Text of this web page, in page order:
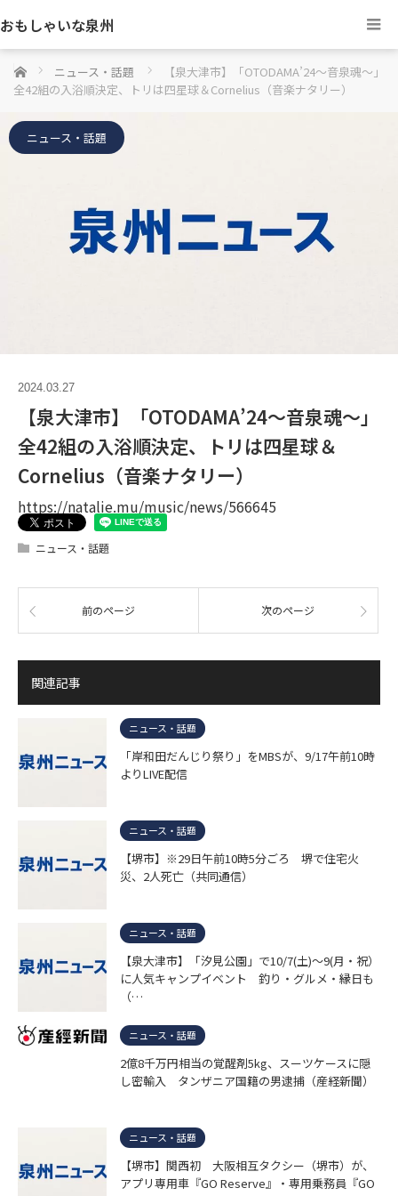
おもしゃいな泉州
ホーム ニュース・話題
【泉大津市】「OTODAMA’24～音泉魂～」
全42組の入浴順決定、トリは四星球＆Cornelius（音楽ナタリー）
ニュース・話題
2024.03.27
【泉大津市】「OTODAMA’24～音泉魂～」
全42組の入浴順決定、トリは四星球＆
Cornelius（音楽ナタリー）
https://natalie.mu/music/news/566645
ニュース・話題
前のページ 次のページ
関連記事
ニュース・話題
「岸和田だんじり祭り」をMBSが、9/17午前10時
よりLIVE配信
ニュース・話題
【堺市】※29日午前10時5分ごろ 堺で住宅火
災、2人死亡（共同通信）
ニュース・話題
【泉大津市】「汐見公園」で10/7(土)～9(月・祝）
に人気キャンプイベント 釣り・グルメ・縁日も
（…
ニュース・話題
2億8千万円相当の覚醒剤5kg、スーツケースに隠
し密輸入 タンザニア国籍の男逮捕（産経新聞）
ニュース・話題
【堺市】関西初 大阪相互タクシー（堺市）が、
アプリ専用車『GO Reserve』・専用乗務員『GO